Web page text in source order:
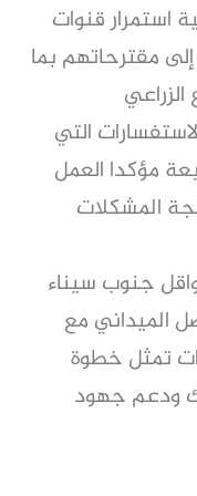
استمرار قنوات
مقترحاتهم بما
التي
مؤكدا العمل
المشكلات
جنوب سيناء
الميداني مع
تمثل خطوة
ودعم جهود